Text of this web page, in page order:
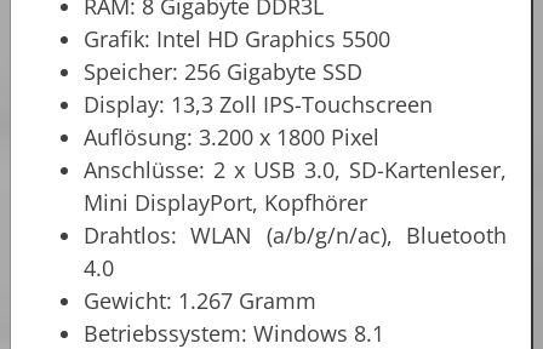
Grafik: Intel HD Graphics 5500
Speicher: 256 Gigabyte SSD
Display: 13,3 Zoll IPS-Touchscreen
Auflösung: 3.200 x 1800 Pixel
Anschlüsse: 2 x USB 3.0, SD-Kartenleser,
Mini DisplayPort, Kopfhörer
Drahtlos: WLAN (a/b/g/n/ac), Bluetooth
4.0
Gewicht: 1.267 Gramm
Betriebssystem: Windows 8.1